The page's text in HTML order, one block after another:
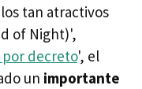
tan atractivos
of Night)',
por decreto', el
un importante